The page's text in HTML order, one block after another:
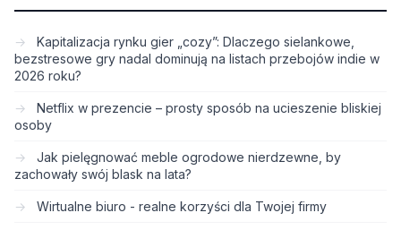
Kapitalizacja rynku gier „cozy”: Dlaczego sielankowe,
bezstresowe gry nadal dominują na listach przebojów indie w
2026 roku?
Netflix w prezencie – prosty sposób na ucieszenie bliskiej
osoby
Jak pielęgnować meble ogrodowe nierdzewne, by
zachowały swój blask na lata?
Wirtualne biuro - realne korzyści dla Twojej firmy